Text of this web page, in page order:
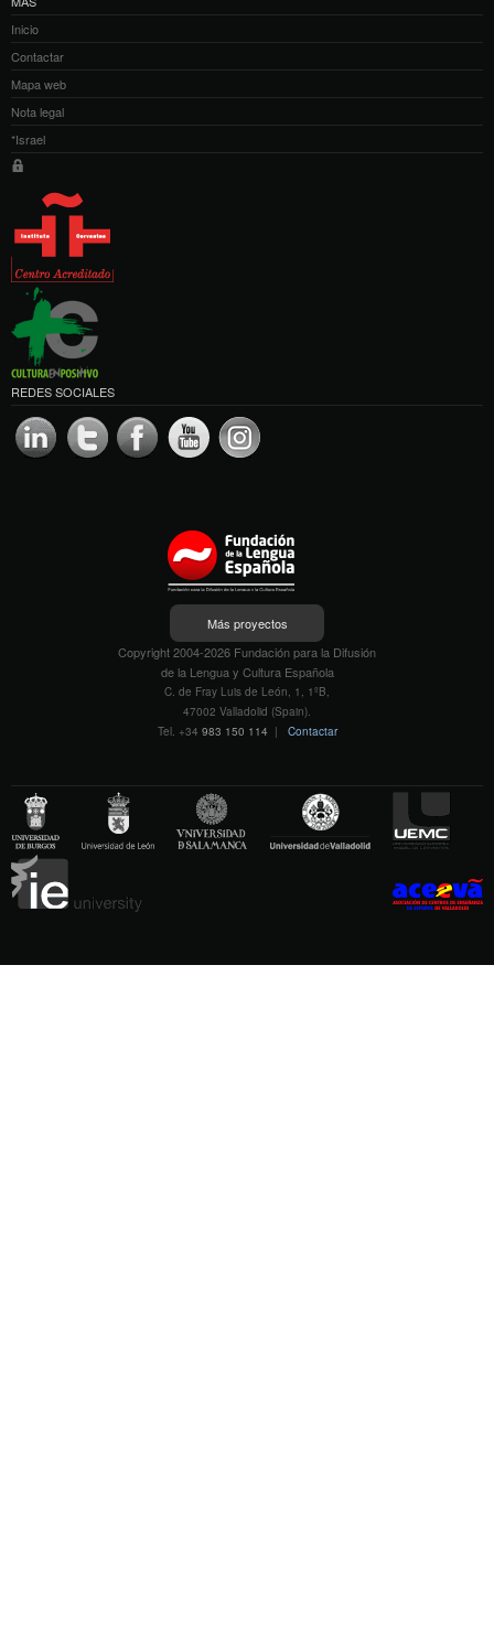
Inicio
Contactar
Mapa web
Nota legal
*Israel
REDES SOCIALES
Más proyectos
Copyright 2004-2026 Fundación para la Difusión
de la Lengua y Cultura Española
C. de Fray Luis de León, 1, 1ºB,
47002 Valladolid (Spain).
Tel. +34 983 150 114 | Contactar